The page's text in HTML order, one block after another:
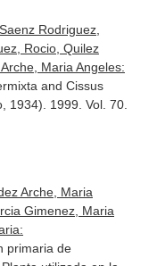
Rodriguez,
Rocio, Quilez
Maria Angeles:
and Cissus
1934) . 1999. Vol. 70.
Arche, Maria
Gimenez, Maria
primaria de